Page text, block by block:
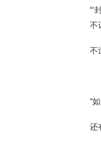
“‘
不
不
“
还